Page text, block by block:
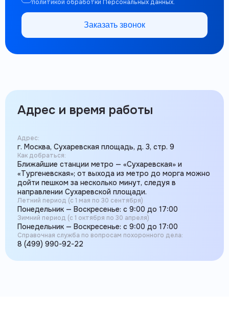
политикой обработки Персональных данных.
Заказать звонок
Адрес и время работы
Адрес:
г. Москва, Сухаревская площадь, д. 3, стр. 9
Как добраться:
Ближайшие станции метро — «Сухаревская» и
«Тургеневская»; от выхода из метро до морга можно
дойти пешком за несколько минут, следуя в
направлении Сухаревской площади.
Летний период (с 1 мая по 30 сентября)
Понедельник — Воскресенье: с 9:00 до 17:00
Зимний период (с 1 октября по 30 апреля)
Понедельник — Воскресенье: с 9:00 до 17:00
Справочная служба по вопросам похоронного дела:
8 (499) 990-92-22